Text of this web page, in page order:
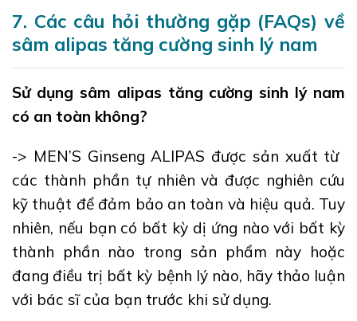
7. Các câu hỏi thường gặp (FAQs) về
sâm alipas tăng cường sinh lý nam
Sử dụng sâm alipas tăng cường sinh lý nam
có an toàn không?
-> MEN’S Ginseng ALIPAS được sản xuất từ ​​
các thành phần tự nhiên và được nghiên cứu
kỹ thuật để đảm bảo an toàn và hiệu quả. Tuy
nhiên, nếu bạn có bất kỳ dị ứng nào với bất kỳ
thành phần nào trong sản phẩm này hoặc
đang điều trị bất kỳ bệnh lý nào, hãy thảo luận
với bác sĩ của bạn trước khi sử dụng.